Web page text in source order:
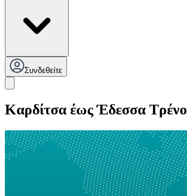
Συνδεθείτε
Καρδίτσα έως Έδεσσα Τρένο